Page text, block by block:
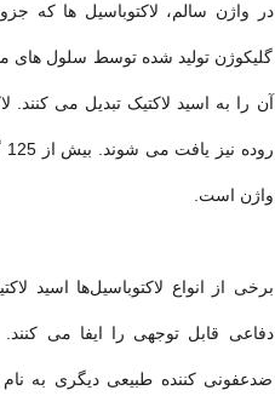
در واژن سالم، لاکتوباسیل‌ ها که
گلیکوژن تولید شده توسط سلول‌ های
آن را به اسید لاکتیک تبدیل می ‌کنند.
واژن است.
برخی از انواع لاکتوباسیل‌ها اسید
دفاعی قابل توجهی را ایفا می
ضدعفونی ‌کننده طبیعی دیگری به